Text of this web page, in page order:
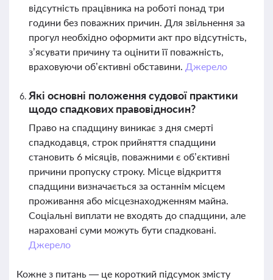
відсутність працівника на роботі понад три
години без поважних причин. Для звільнення за
прогул необхідно оформити акт про відсутність,
з’ясувати причину та оцінити її поважність,
враховуючи об’єктивні обставини. Джерело
Які основні положення судової практики
щодо спадкових правовідносин?
Право на спадщину виникає з дня смерті
спадкодавця, строк прийняття спадщини
становить 6 місяців, поважними є об’єктивні
причини пропуску строку. Місце відкриття
спадщини визначається за останнім місцем
проживання або місцезнаходженням майна.
Соціальні виплати не входять до спадщини, але
нараховані суми можуть бути спадковані.
Джерело
Кожне з питань — це короткий підсумок змісту